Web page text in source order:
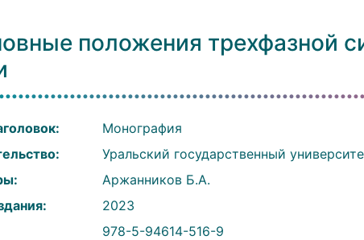
положения трехфазной
Монография
Уральский государственный
Аржанников Б.А.
2023
978-5-94614-516-9